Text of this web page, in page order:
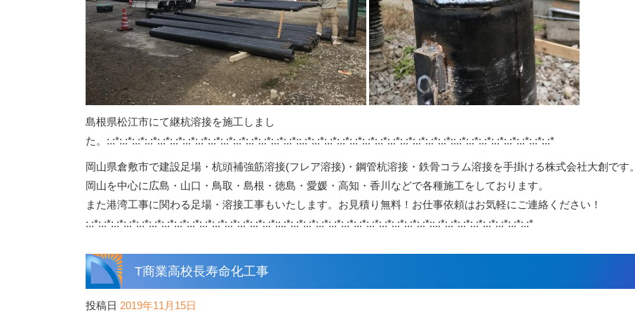
島根県松江市にて継杭溶接を施工しまし
た。:.:*:.:*:.:*:.:*:.:*:.:*:.:*:.:*:.:*:.:*:.:*:.:*:.:*:.:*:.:*::.:*:.:*:.:*:.:*:.:*:.:*:.:*:.:*:.:*:.:*:.:*:.:*::.:*:.:*:.:*:.:*:.:*:.:*:.:*:.:*
岡山県倉敷市で建設足場・杭頭補強筋溶接(フレア溶接)・鋼管杭溶接・鉄骨コラム溶接を手掛ける株式会社大創です。
岡山を中心に広島・山口・鳥取・島根・徳島・愛媛・高知・香川などで各種施工をしております。
また港湾工事に関わる足場・溶接工事もいたします。お見積り無料！お仕事依頼はお気軽にご連絡ください！
:.:*:.:*:.:*:.:*:.:*:.:*:.:*:.:*:.:*:.:*:.:*:.:*:.:*:.:*:.:*::.:*:.:*:.:*:.:*:.:*:.:*:.:*:.:*:.:*:.:*:.:*:.:*::.:*:.:*:.:*:.:*:.:*:.:*:.:*:.:*
T商業高校長寿命化工事
投稿日 2019年11月15日